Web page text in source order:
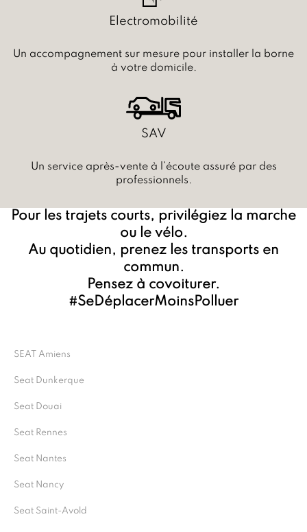
Electromobilité
Un accompagnement sur mesure pour installer la borne
à votre domicile.
SAV
Un service après-vente à l’écoute assuré par des
professionnels.
Pour les trajets courts, privilégiez la marche
ou le vélo.
Au quotidien, prenez les transports en
commun.
Pensez à covoiturer.
#SeDéplacerMoinsPolluer
SEAT Amiens
Seat Dunkerque
Seat Douai
Seat Rennes
Seat Nantes
Seat Nancy
Seat Saint-Avold